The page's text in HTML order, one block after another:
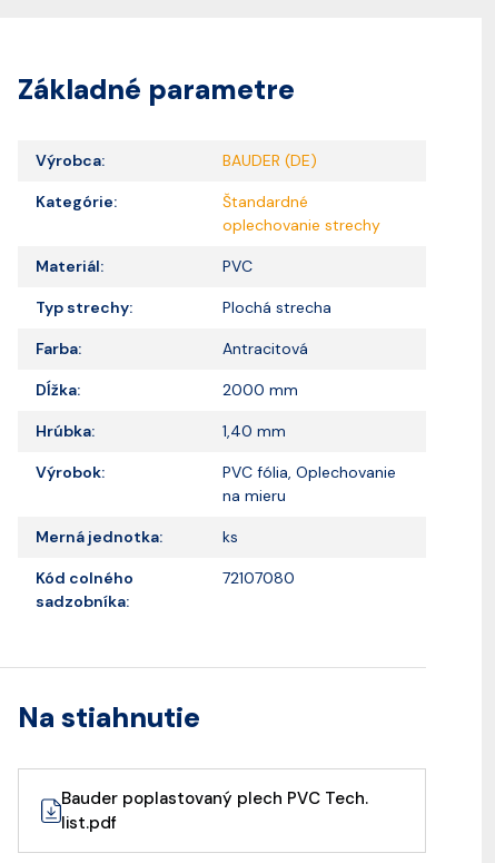
Základné parametre
Výrobca: BAUDER (DE)
Kategórie:
Štandardné
oplechovanie strechy
Materiál: PVC
Typ strechy: Plochá strecha
Farba: Antracitová
Dĺžka: 2000 mm
Hrúbka: 1,40 mm
Výrobok:
PVC fólia, Oplechovanie
na mieru
Merná jednotka: ks
Kód colného
sadzobníka:
72107080
Na stiahnutie
Bauder poplastovaný plech PVC Tech.
list.pdf